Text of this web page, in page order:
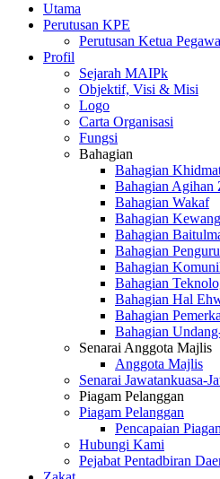
Utama
Perutusan KPE
Perutusan Ketua
Profil
Sejarah MAIPk
Objektif, Visi & Misi
Logo
Carta Organisasi
Fungsi
Bahagian
Bahagian
Bahagian Agihan
Bahagian Wakaf
Bahagian
Bahagian
Bahagian
Bahagian
Bahagian
Bahagian Hal
Bahagian
Bahagian
Senarai Anggota Majlis
Anggota Majlis
Senarai Jawatankuasa-
Piagam Pelanggan
Piagam Pelanggan
Pencapaian
Hubungi Kami
Pejabat Pentadbiran